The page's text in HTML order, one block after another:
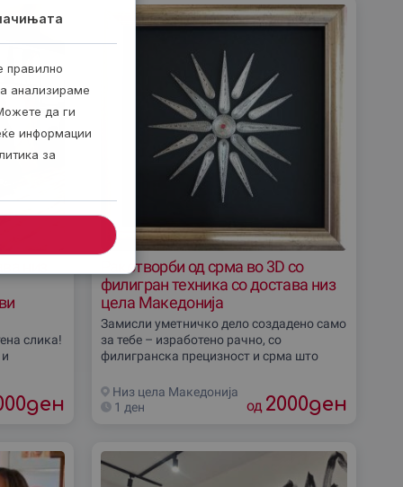
слика!
ден
Ракотворби од срма во 3D со
филигран техника со достава низ
цела Македониjа
Замисли уметничко дело создадено само
за тебе – изработено рачно, со
филигранска прецизност и срма што
изработка ќе внесе елеганција во секој
простор,
Низ цела Македониjа
1 ден
од 2000ден
правилно
анализираме
да ги
информации
за